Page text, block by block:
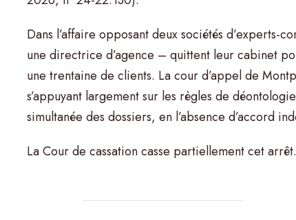
Dans l’affaire opposant deux sociétés
une directrice d’agence – quittent leur cabinet
une trentaine de clients. La cour d’appel de
s’appuyant largement sur les règles de
simultanée des dossiers, en l’absence d’accord
La Cour de cassation casse partiellement cet